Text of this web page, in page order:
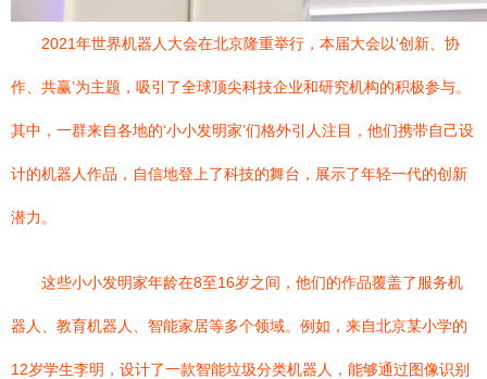
2021年世界机器人大会在北京隆重举行，本届大会以‘创新、协
作、共赢’为主题，吸引了全球顶尖科技企业和研究机构的积极参与。
其中，一群来自各地的‘小小发明家’们格外引人注目，他们携带自己设
计的机器人作品，自信地登上了科技的舞台，展示了年轻一代的创新
潜力。
这些小小发明家年龄在8至16岁之间，他们的作品覆盖了服务机
器人、教育机器人、智能家居等多个领域。例如，来自北京某小学的
12岁学生李明，设计了一款智能垃圾分类机器人，能够通过图像识别